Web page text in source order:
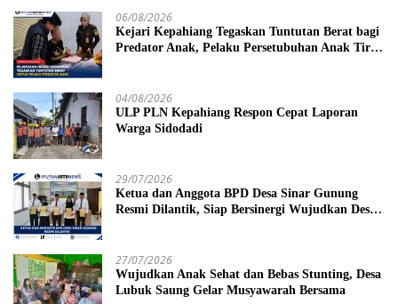
06/08/2026
Kejari Kepahiang Tegaskan Tuntutan Berat bagi
Predator Anak, Pelaku Persetubuhan Anak Tiri
04/08/2026
ULP PLN Kepahiang Respon Cepat Laporan
Warga Sidodadi
29/07/2026
Ketua dan Anggota BPD Desa Sinar Gunung
Resmi Dilantik, Siap Bersinergi Wujudkan Desa
27/07/2026
Wujudkan Anak Sehat dan Bebas Stunting, Desa
Lubuk Saung Gelar Musyawarah Bersama